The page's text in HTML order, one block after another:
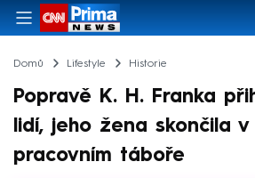
Domů Lifestyle Historie
Popravě K. H. Franka
lidí, jeho žena skončila v
pracovním táboře